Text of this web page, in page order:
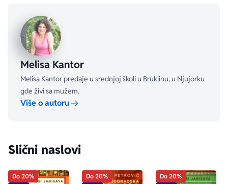
Ali, uprkos osećanju da su sve sile univerzuma okrenute
protiv nje, Jan će uskoro shvatiti da u životu i ljubavi
nije uvek najvažnije biti Super Riba.
Melisa Kantor
Melisa Kantor predaje u srednjoj školi u Bruklinu, u Njujorku
gde živi sa mužem.
Više o autoru
Slični naslovi
Do 20%
Do 20%
Do 20%